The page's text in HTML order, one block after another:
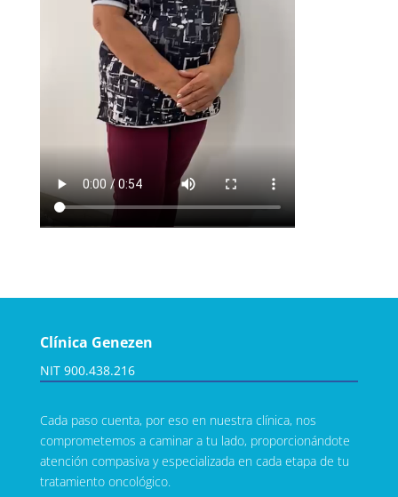
Clínica Genezen
NIT 900.438.216
Cada paso cuenta, por eso en nuestra clínica, nos
comprometemos a caminar a tu lado, proporcionándote
atención compasiva y especializada en cada etapa de tu
tratamiento oncológico.